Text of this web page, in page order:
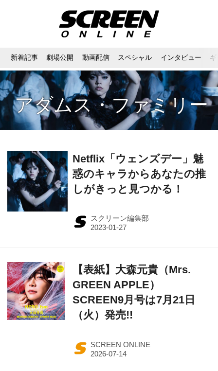
新着記事 劇場公開 動画配信 スペシャル インタビュー
アダムス・ファミリー
Netflix「ウェンズデー」魅
惑のキャラからあなたの推
しがきっと見つかる！
スクリーン編集部
【表紙】大森元貴（Mrs.
GREEN APPLE）
SCREEN9月号は7月21日
（火）発売!!
SCREEN ONLINE